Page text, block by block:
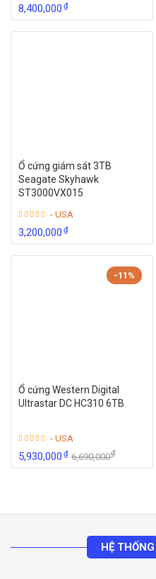
8,400,000₫
Ổ cứng giám sát 3TB
Seagate Skyhawk
ST3000VX015
- USA
3,200,000₫
-11%
Ổ cứng Western Digital
Ultrastar DC HC310 6TB
- USA
5,930,000₫ 6,690,000₫
HỆ